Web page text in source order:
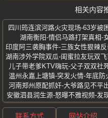
相关内容
四川筠连滨河路火灾现场-63岁被
湖南衡阳-情侣马路打架真相-
儿子带老爹KTV嗨玩-父子双双社
温州永嘉上塘镇-突发火情-年底
河南郑州原配抓奸-大爷路见不平
安徽泗县润生源-怒曝不雅视频-发
联系方式 网站介绍